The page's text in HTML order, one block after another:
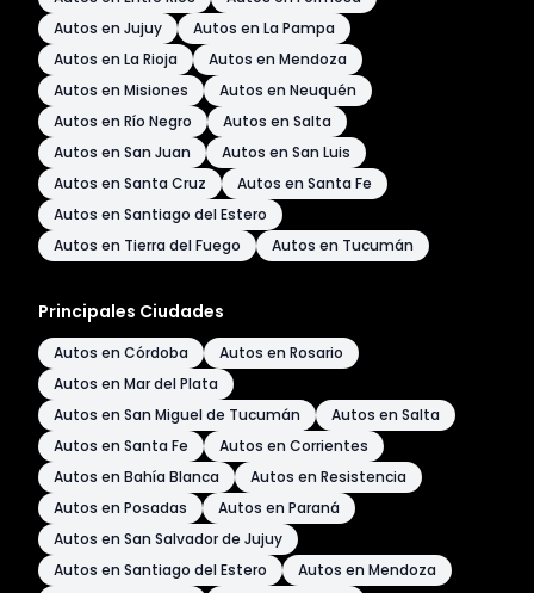
Autos en Jujuy
Autos en La Pampa
Autos en La Rioja
Autos en Mendoza
Autos en Misiones
Autos en Neuquén
Autos en Río Negro
Autos en Salta
Autos en San Juan
Autos en San Luis
Autos en Santa Cruz
Autos en Santa Fe
Autos en Santiago del Estero
Autos en Tierra del Fuego
Autos en Tucumán
Principales Ciudades
Autos en Córdoba
Autos en Rosario
Autos en Mar del Plata
Autos en San Miguel de Tucumán
Autos en Salta
Autos en Santa Fe
Autos en Corrientes
Autos en Bahía Blanca
Autos en Resistencia
Autos en Posadas
Autos en Paraná
Autos en San Salvador de Jujuy
Autos en Santiago del Estero
Autos en Mendoza